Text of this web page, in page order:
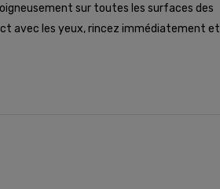
sur toutes les surfaces des
avec les yeux, rincez immédiatement et